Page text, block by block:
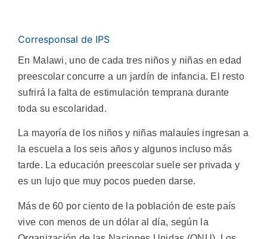
Corresponsal de IPS
En Malawi, uno de cada tres niños y niñas en edad
preescolar concurre a un jardín de infancia. El resto
sufrirá la falta de estimulación temprana durante
toda su escolaridad.
La mayoría de los niños y niñas malauíes ingresan a
la escuela a los seis años y algunos incluso más
tarde. La educación preescolar suele ser privada y
es un lujo que muy pocos pueden darse.
Más de 60 por ciento de la población de este país
vive con menos de un dólar al día, según la